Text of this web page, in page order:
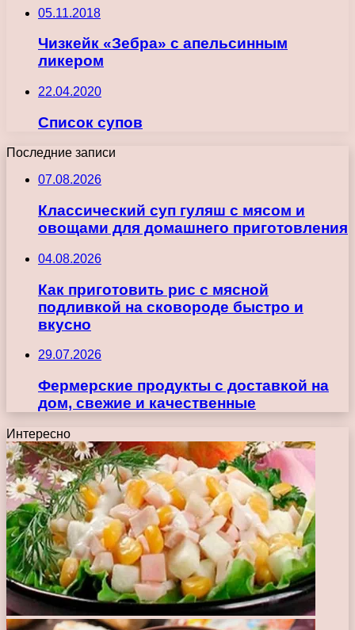
05.11.2018
Чизкейк «Зебра» с апельсинным
ликером
22.04.2020
Список супов
Последние записи
07.08.2026
Классический суп гуляш с мясом и
овощами для домашнего приготовления
04.08.2026
Как приготовить рис с мясной
подливкой на сковороде быстро и
вкусно
29.07.2026
Фермерские продукты с доставкой на
дом, свежие и качественные
Интересно